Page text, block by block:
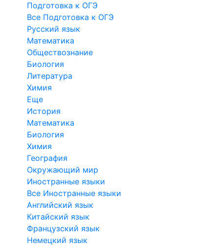
Подготовка к ОГЭ
Все Подготовка к ОГЭ
Русский язык
Математика
Обществознание
Биология
Литература
Химия
Еще
История
Математика
Биология
Химия
География
Окружающий мир
Иностранные языки
Все Иностранные языки
Английский язык
Китайский язык
Французский язык
Немецкий язык